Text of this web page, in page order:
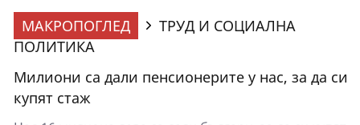
МАКРОПОГЛЕД
ТРУД И СОЦИАЛНА
ПОЛИТИКА
Милиони са дали пенсионерите у нас, за да си
купят стаж